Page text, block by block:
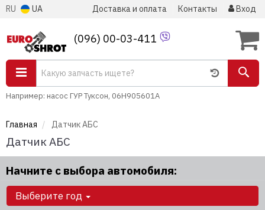
RU UA Доставка и оплата Контакты Вход
(096) 00-03-411
Например: насос ГУР Туксон, 06H905601A
Главная Датчик АБС
Датчик АБС
Начните с выбора автомобиля:
Выберите год